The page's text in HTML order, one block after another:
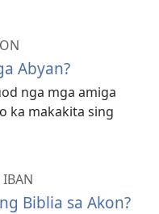
Abyan?
nga mga amiga
ka makakita sing
Biblia sa Akon?